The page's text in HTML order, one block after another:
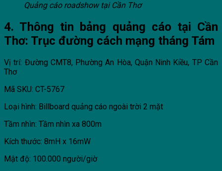
Quảng cáo roadshow tại Cần Thơ
4. Thông tin bảng quảng cáo tại Cần
Thơ: Trục đường cách mạng tháng Tám
Vị trí: Đường CMT8, Phường An Hòa, Quận Ninh Kiều, TP Cần
Thơ
Mã SKU: CT-5767
Loại hình: Billboard quảng cáo ngoài trời 2 mặt
Tầm nhìn: Tầm nhìn xa 800m
Kích thước: 8mH x 16mW
Mật độ: 100.000 người/giờ